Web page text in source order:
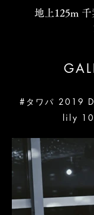
地上125m 千
#タワパ 2019
lily